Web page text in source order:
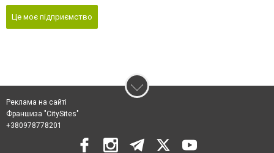
Це моє підприємство
Реклама на сайті
Франшиза "CitySites"
+380978778201